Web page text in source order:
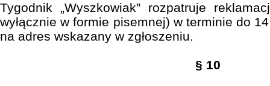
Tygodnik „Wyszkowiak” rozpatruje
wyłącznie w formie pisemnej) w terminie do
na adres wskazany w zgłoszeniu.
§ 10